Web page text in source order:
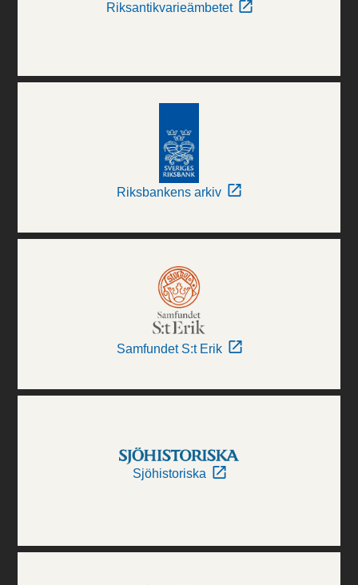
Riksantikvarieämbetet
Riksbankens arkiv
Samfundet S:t Erik
Sjöhistoriska